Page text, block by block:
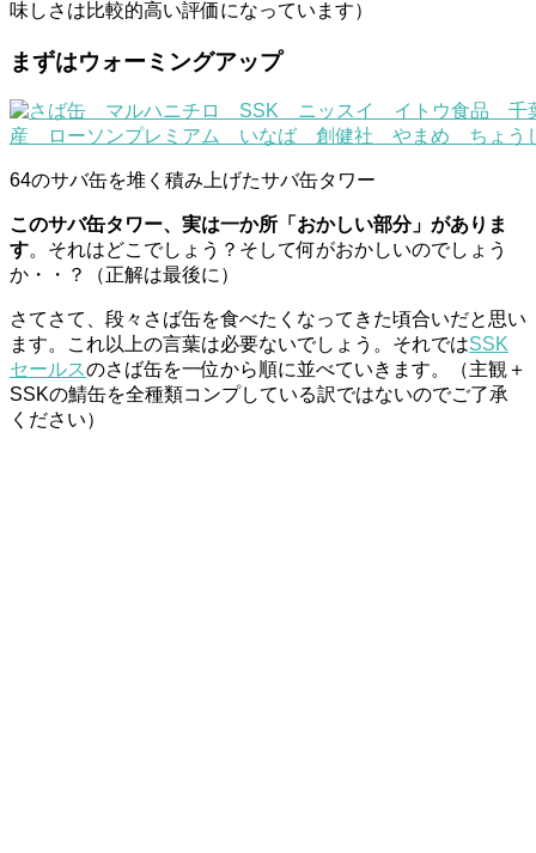
味しさは比較的高い評価になっています）
まずはウォーミングアップ
64のサバ缶を堆く積み上げたサバ缶タワー
このサバ缶タワー、実は一か所「おかしい部分」がありま
す。それはどこでしょう？そして何がおかしいのでしょう
か・・？（正解は最後に）
さてさて、段々さば缶を食べたくなってきた頃合いだと思い
ます。これ以上の言葉は必要ないでしょう。それではSSK
セールスのさば缶を一位から順に並べていきます。（主観＋
SSKの鯖缶を全種類コンプしている訳ではないのでご了承
ください）